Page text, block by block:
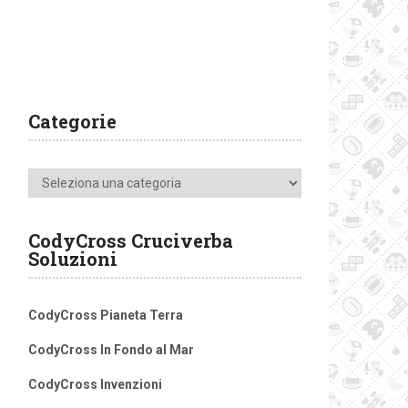
Categorie
Categorie
CodyCross Cruciverba
Soluzioni
CodyCross Pianeta Terra
CodyCross In Fondo al Mar
CodyCross Invenzioni